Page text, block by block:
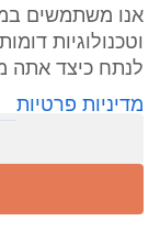
אוזניות ריצה
אוזניות אלחוטיות
אוזניות אלחוטיות
אנו משתמשים
וטכנולוגיות
לנתח כיצד אתה
מדיניות פרטיות